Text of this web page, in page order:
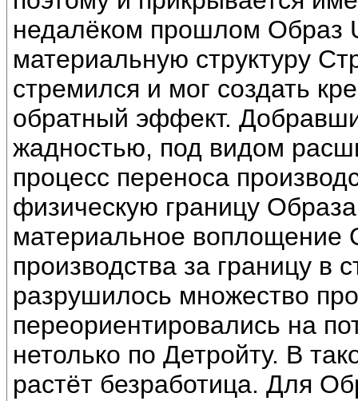
недалёком прошлом Образ
материальную структуру
стремился и мог создать
обратный эффект.
жадностью, под видом
процесс переноса
физическую границу
материальное воплощение
производства за границу в
разрушилось множество
переориентировались на
нетолько по Детройту. В
растёт безработица. Для